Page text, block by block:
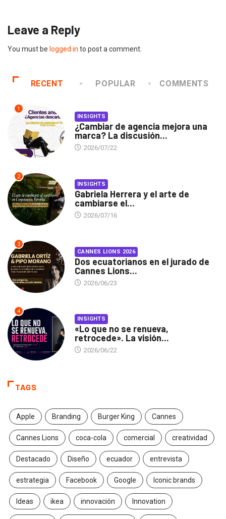
Leave a Reply
You must be logged in to post a comment.
RECENT POPULAR COMMENTS
1
INSIGHTS
¿Cambiar de agencia mejora una
marca? La discusión...
2026/07/22
2
INSIGHTS
Gabriela Herrera y el arte de
cambiarse el...
2026/07/16
3
CANNES LIONS 2026
Dos ecuatorianos en el jurado de
Cannes Lions...
2026/06/23
4
INSIGHTS
«Lo que no se renueva,
retrocede». La visión...
2026/06/22
TAGS
Apple Branding Burger King Cannes
Cannes Lions coca-cola comercial creatividad
Destacado Diseño ecuador entrevista
estrategia Facebook Google Iconic brands
Ideas ikea innovación Innovation